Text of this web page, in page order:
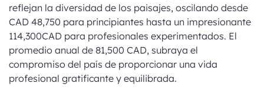
reflejan la diversidad de los paisajes, oscilando desde
CAD 48,750 para principiantes hasta un impresionante
114,300CAD para profesionales experimentados. El
promedio anual de 81,500 CAD, subraya el
compromiso del país de proporcionar una vida
profesional gratificante y equilibrada.